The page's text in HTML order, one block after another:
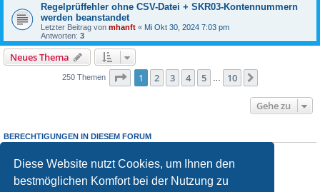
Diese Website nutzt Cookies, um Ihnen den
bestmöglichen Komfort bei der Nutzung zu
Regelprüffehler ohne CSV-Datei + SKR03-Kontennummern
werden beanstandet
Letzter Beitrag von mhanft « Mi Okt 30, 2024 7:03 pm
Antworten: 3
Neues Thema
250 Themen Seite 1von 10
1 2 3 4 5 10
Gehe zu
BERECHTIGUNGEN IN DIESEM FORUM
Sie dürfenkeineAntworten zu Themen in diesem Forum erstellen.
Sie dürfen Ihre Beiträge in diesem Forumnicht ändern.
Sie dürfen Ihre Beiträge in diesem Forumnichtlöschen.
keine